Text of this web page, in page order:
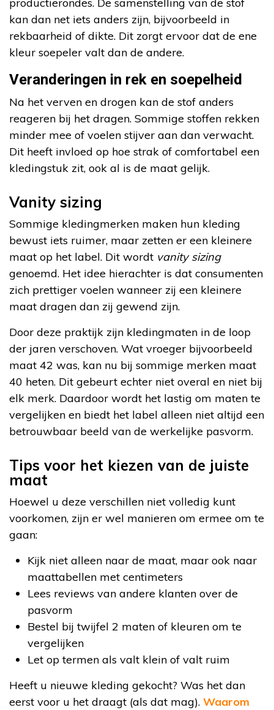
productierondes. De samenstelling van de stof
kan dan net iets anders zijn, bijvoorbeeld in
rekbaarheid of dikte. Dit zorgt ervoor dat de ene
kleur soepeler valt dan de andere.
Veranderingen in rek en soepelheid
Na het verven en drogen kan de stof anders
reageren bij het dragen. Sommige stoffen rekken
minder mee of voelen stijver aan dan verwacht.
Dit heeft invloed op hoe strak of comfortabel een
kledingstuk zit, ook al is de maat gelijk.
Vanity sizing
Sommige kledingmerken maken hun kleding
bewust iets ruimer, maar zetten er een kleinere
maat op het label. Dit wordt vanity sizing
genoemd. Het idee hierachter is dat consumenten
zich prettiger voelen wanneer zij een kleinere
maat dragen dan zij gewend zijn.
Door deze praktijk zijn kledingmaten in de loop
der jaren verschoven. Wat vroeger bijvoorbeeld
maat 42 was, kan nu bij sommige merken maat
40 heten. Dit gebeurt echter niet overal en niet bij
elk merk. Daardoor wordt het lastig om maten te
vergelijken en biedt het label alleen niet altijd een
betrouwbaar beeld van de werkelijke pasvorm.
Tips voor het kiezen van de juiste
maat
Hoewel u deze verschillen niet volledig kunt
voorkomen, zijn er wel manieren om ermee om te
gaan:
Kijk niet alleen naar de maat, maar ook naar
maattabellen met centimeters
Lees reviews van andere klanten over de
pasvorm
Bestel bij twijfel 2 maten of kleuren om te
vergelijken
Let op termen als valt klein of valt ruim
Heeft u nieuwe kleding gekocht? Was het dan
eerst voor u het draagt (als dat mag). Waarom